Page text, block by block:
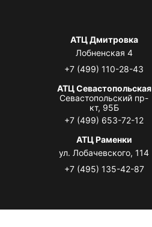
АТЦ Дмитровка
Лобненская 4
+7 (499) 110-28-43
АТЦ Севастопольская
Севастопольский пр-
кт, 95Б
+7 (499) 653-72-12
АТЦ Раменки
ул. Лобачевского, 114
+7 (495) 135-42-87